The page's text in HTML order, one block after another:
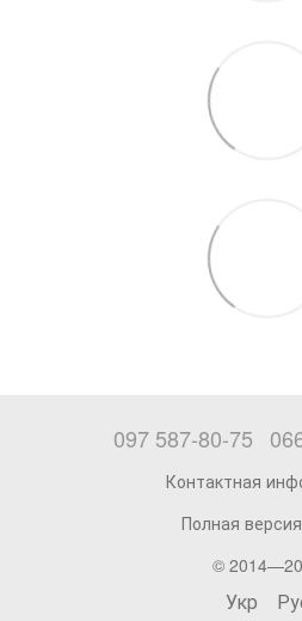
097 587-80-75
Контактная
Полная
©
Укр